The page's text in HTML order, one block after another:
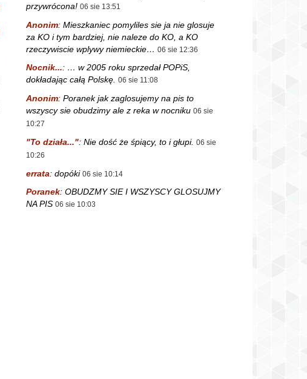
przywrócona! 06 sie 13:51
Anonim: Mieszkaniec pomyliles sie ja nie glosuje
za KO i tym bardziej, nie naleze do KO, a KO
rzeczywiscie wplywy niemieckie… 06 sie 12:36
Nocnik...: … w 2005 roku sprzedał POPiS,
dokładając całą Polskę. 06 sie 11:08
Anonim: Poranek jak zaglosujemy na pis to
wszyscy sie obudzimy ale z reka w nocniku 06 sie
10:27
"To działa...": Nie dość że śpiący, to i głupi. 06 sie
10:26
errata: dopóki 06 sie 10:14
Poranek: OBUDZMY SIE I WSZYSCY GLOSUJMY
NA PIS 06 sie 10:03